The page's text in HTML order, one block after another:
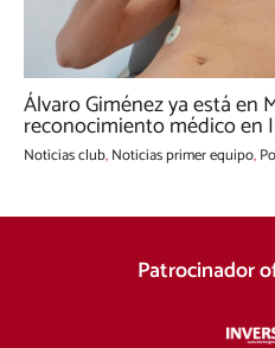
Álvaro Giménez ya está en
reconocimiento médico en
Noticias club,Noticias primer equipo,
Patrocinador